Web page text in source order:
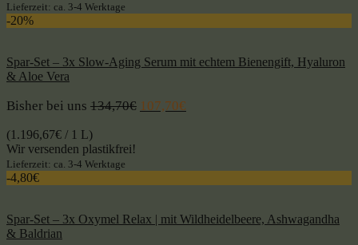
Lieferzeit: ca. 3-4 Werktage
-20%
Spar-Set – 3x Slow-Aging Serum mit echtem Bienengift, Hyaluron
& Aloe Vera
Bisher bei uns 134,70€ 107,70€
(1.196,67€ / 1 L)
Wir versenden plastikfrei!
Lieferzeit: ca. 3-4 Werktage
-4,80€
Spar-Set – 3x Oxymel Relax | mit Wildheidelbeere, Ashwagandha
& Baldrian